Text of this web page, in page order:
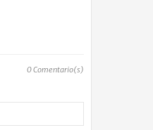
0Comentario(s)